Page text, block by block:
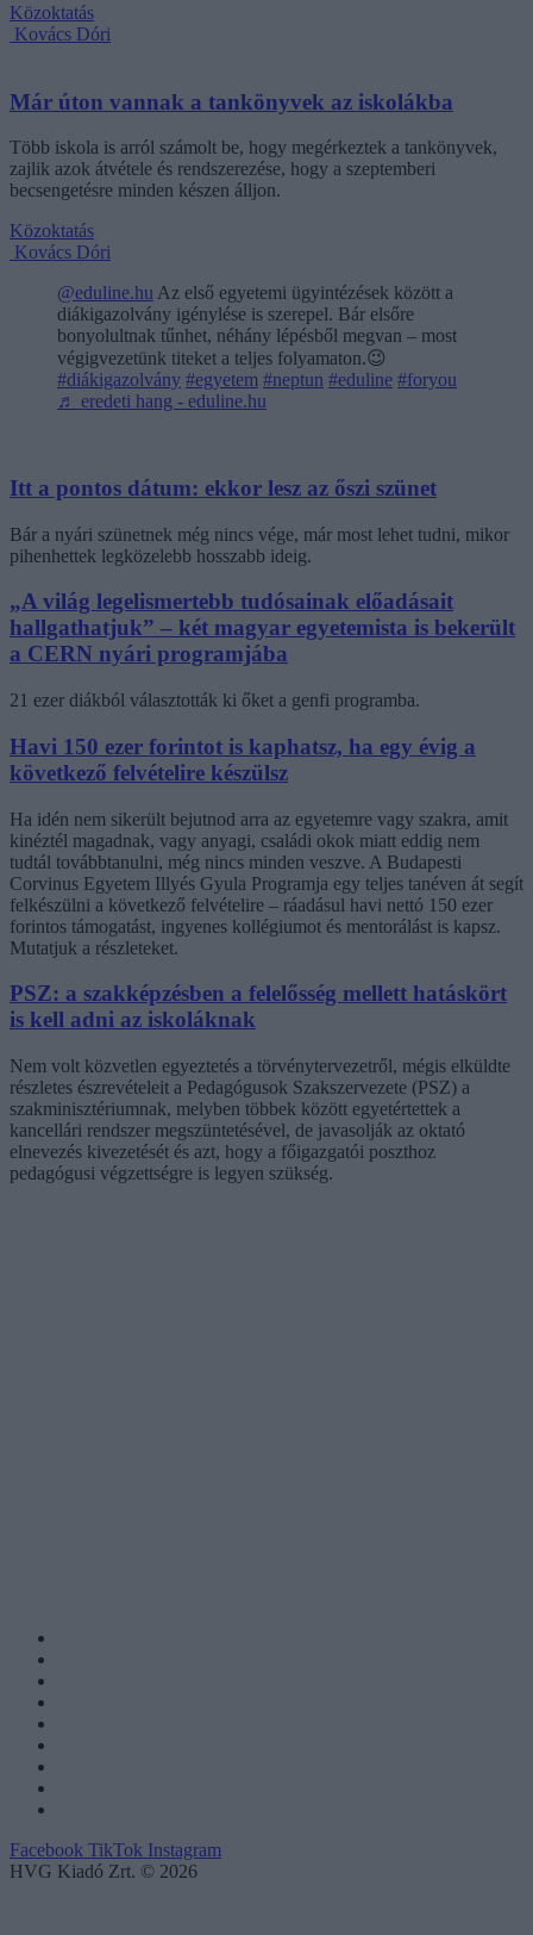
Közoktatás
Kovács Dóri
Már úton vannak a tankönyvek az iskolákba
Több iskola is arról számolt be, hogy megérkeztek a tankönyvek,
zajlik azok átvétele és rendszerezése, hogy a szeptemberi
becsengetésre minden készen álljon.
Közoktatás
Kovács Dóri
@eduline.hu Az első egyetemi ügyintézések között a
diákigazolvány igénylése is szerepel. Bár elsőre
bonyolultnak tűnhet, néhány lépésből megvan – most
végigvezetünk titeket a teljes folyamaton.😉
#diákigazolvány #egyetem #neptun #eduline #foryou
♬ eredeti hang - eduline.hu
Itt a pontos dátum: ekkor lesz az őszi szünet
Bár a nyári szünetnek még nincs vége, már most lehet tudni, mikor
pihenhettek legközelebb hosszabb ideig.
„A világ legelismertebb tudósainak előadásait
hallgathatjuk” – két magyar egyetemista is bekerült
a CERN nyári programjába
21 ezer diákból választották ki őket a genfi programba.
Havi 150 ezer forintot is kaphatsz, ha egy évig a
következő felvételire készülsz
Ha idén nem sikerült bejutnod arra az egyetemre vagy szakra, amit
kinéztél magadnak, vagy anyagi, családi okok miatt eddig nem
tudtál továbbtanulni, még nincs minden veszve. A Budapesti
Corvinus Egyetem Illyés Gyula Programja egy teljes tanéven át segít
felkészülni a következő felvételire – ráadásul havi nettó 150 ezer
forintos támogatást, ingyenes kollégiumot és mentorálást is kapsz.
Mutatjuk a részleteket.
PSZ: a szakképzésben a felelősség mellett hatáskört
is kell adni az iskoláknak
Nem volt közvetlen egyeztetés a törvénytervezetről, mégis elküldte
részletes észrevételeit a Pedagógusok Szakszervezete (PSZ) a
szakminisztériumnak, melyben többek között egyetértettek a
kancellári rendszer megszüntetésével, de javasolják az oktató
elnevezés kivezetését és azt, hogy a főigazgatói poszthoz
pedagógusi végzettségre is legyen szükség.
Facebook TikTok Instagram
HVG Kiadó Zrt. © 2026